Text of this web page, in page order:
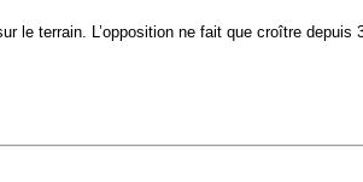
terrain. L’opposition ne fait que croître depuis